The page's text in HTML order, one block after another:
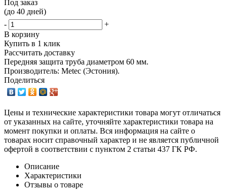
Под заказ
(до 40 дней)
-
+
В корзину
Купить в 1 клик
Рассчитать доставку
Передняя защита труба диаметром 60 мм.
Производитель: Metec (Эстония).
Поделиться
Цены и технические характеристики товара могут отличаться
от указанных на сайте, уточняйте характеристики товара на
момент покупки и оплаты. Вся информация на сайте о
товарах носит справочный характер и не является публичной
офертой в соответствии с пунктом 2 статьи 437 ГК РФ.
Описание
Характеристики
Отзывы о товаре